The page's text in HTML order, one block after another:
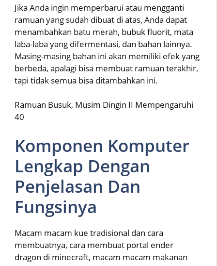
Jika Anda ingin memperbarui atau mengganti
ramuan yang sudah dibuat di atas, Anda dapat
menambahkan batu merah, bubuk fluorit, mata
laba-laba yang difermentasi, dan bahan lainnya.
Masing-masing bahan ini akan memiliki efek yang
berbeda, apalagi bisa membuat ramuan terakhir,
tapi tidak semua bisa ditambahkan ini.
Ramuan Busuk, Musim Dingin II Mempengaruhi
40
Komponen Komputer
Lengkap Dengan
Penjelasan Dan
Fungsinya
Macam macam kue tradisional dan cara
membuatnya, cara membuat portal ender
dragon di minecraft, macam macam makanan